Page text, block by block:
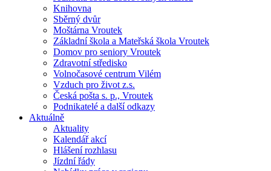
Knihovna
Sběrný dvůr
Moštárna Vroutek
Základní škola a Mateřská škola Vroutek
Domov pro seniory Vroutek
Zdravotní středisko
Volnočasové centrum Vilém
Vzduch pro život z.s.
Česká pošta s. p., Vroutek
Podnikatelé a další odkazy
Aktuálně
Aktuality
Kalendář akcí
Hlášení rozhlasu
Jízdní řády